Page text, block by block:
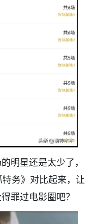
明星还是太少了，
务》对比起来，让
罪过电影圈吧？